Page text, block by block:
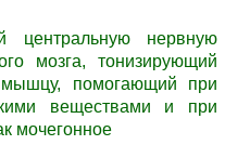
центральную нервную
мозга, тонизирующий
помогающий при
веществами и при
мочегонное